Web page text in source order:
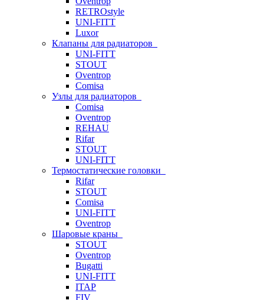
RETROstyle
UNI-FITT
Luxor
Клапаны для радиаторов
UNI-FITT
STOUT
Oventrop
Comisa
Узлы для радиаторов
Comisa
Oventrop
REHAU
Rifar
STOUT
UNI-FITT
Термостатические головки
Rifar
STOUT
Comisa
UNI-FITT
Oventrop
Шаровые краны
STOUT
Oventrop
Bugatti
UNI-FITT
ITAP
FIV